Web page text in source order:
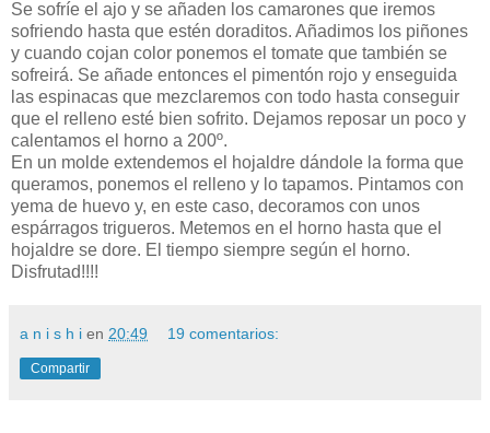
Se sofríe el ajo y se añaden los camarones que iremos
sofriendo hasta que estén doraditos. Añadimos los piñones
y cuando cojan color ponemos el tomate que también se
sofreirá. Se añade entonces el pimentón rojo y enseguida
las espinacas que mezclaremos con todo hasta conseguir
que el relleno esté bien sofrito. Dejamos reposar un poco y
calentamos el horno a 200º.
En un molde extendemos el hojaldre dándole la forma que
queramos, ponemos el relleno y lo tapamos. Pintamos con
yema de huevo y, en este caso, decoramos con unos
espárragos trigueros. Metemos en el horno hasta que el
hojaldre se dore. El tiempo siempre según el horno.
Disfrutad!!!!
a n i s h i en 20:49 19 comentarios:
Compartir